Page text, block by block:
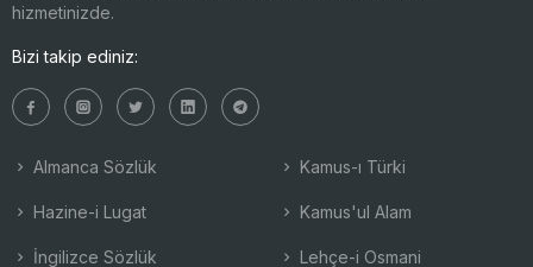
hizmetinizde.
Bizi takip ediniz:
Almanca Sözlük
Hazine-i Lugat
İngilizce Sözlük
Kamus-ı Türki
Kamus'ul Alam
Lehçe-i Osmani